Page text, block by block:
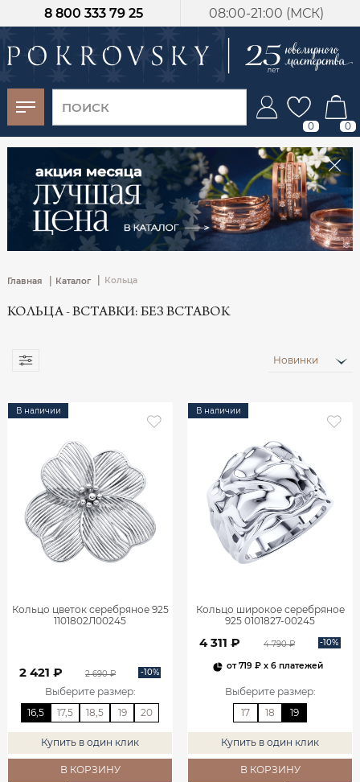
08:00-21:00 (МСК)
8 800 333 79 25
0 0
Главная | Каталог Кольца
КОЛЬЦА - ВСТАВКИ: БЕЗ ВСТАВОК
Новинки
В наличии
Кольцо цветок серебряное 925
1101802Л00245
2 421 ₽ 2 690 ₽ -10%
Выберите размер:
16,5
17,5 18,5 19 20
Купить в один клик
В КОРЗИНУ
В наличии
Кольцо широкое серебряное
925 0101827-00245
4 311 ₽ 4 790 ₽ -10%
от719 ₽ x 6 платежей
Выберите размер:
17
18 19
Купить в один клик
В КОРЗИНУ
-30%
от 15 дней с
момента оплаты